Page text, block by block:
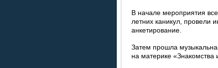
В начале мероприятия
летних каникул, провели
анкетирование.
Затем прошла
на материке